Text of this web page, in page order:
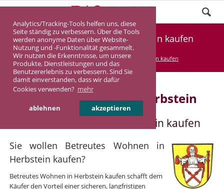
Analytics/Tracking-Tools helfen uns, diese
Seite ständig zu verbessern. Über die Tools
werden anonyme Daten über Website-
Nutzung und -Funktionalität gesammelt.
Wir nutzen die Erkenntnisse, um unsere
Produkte, Dienstleistungen und das
Benutzererlebnis zu verbessern. Sind Sie
damit einverstanden, dass wir dafür
Cookies verwenden? mehr
ablehnen akzeptieren
Betreutes Wohnen in Herbstein kaufen
DASINVEST Service Betreutes Wohnen kaufen
Betreutes Wohnen in Herbstein
Betreutes Wohnen in Herbstein kaufen
Sie wollen Betreutes Wohnen in
Herbstein kaufen?
Betreutes Wohnen in Herbstein kaufen schafft dem
Käufer den Vorteil einer sicheren, langfristigen